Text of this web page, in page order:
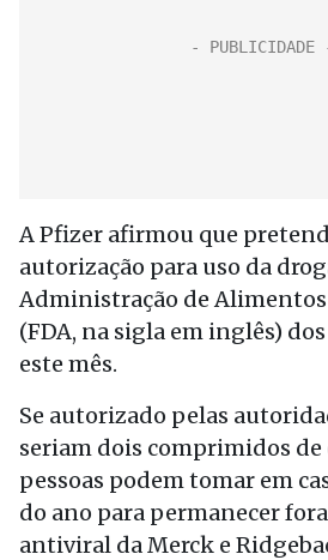
A Pfizer afirmou que
autorização para uso da
Administração de
(FDA, na sigla em inglês)
este mês.
Se autorizado pelas
seriam dois comprimidos de
pessoas podem tomar em
do ano para permanecer
antiviral da Merck e